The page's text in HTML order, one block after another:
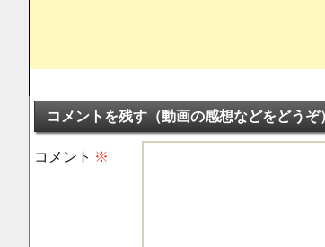
コメントを残す（動画の感想などをどうぞ
コメント ※